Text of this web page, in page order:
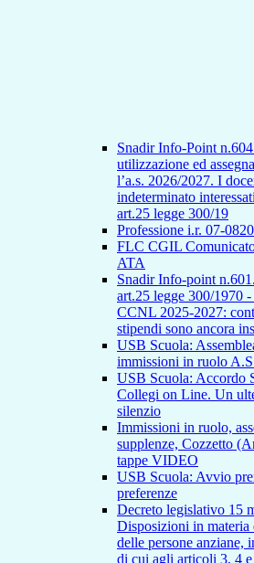
Snadir Info-Point
utilizzazione ed
l’a.s. 2026/2027. I
indeterminato
art.25 legge 300/19
Professione i.r. 07-
FLC CGIL
ATA
Snadir Info-point
art.25 legge 300/1970
CCNL 2025-2027:
stipendi sono ancora
USB Scuola:
immissioni in ruolo
USB Scuola: Accordo
Collegi on Line. Un
silenzio
Immissioni in ruolo,
supplenze, Cozzetto
tappe VIDEO
USB Scuola: Avvio
preferenze
Decreto legislativo 15
Disposizioni in
delle persone anziane,
di cui agli articoli 3, 4